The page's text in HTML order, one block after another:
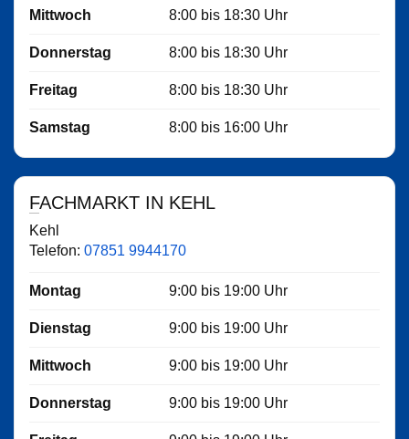
Mittwoch 8:00 bis 18:30 Uhr
Donnerstag 8:00 bis 18:30 Uhr
Freitag 8:00 bis 18:30 Uhr
Samstag 8:00 bis 16:00 Uhr
FACHMARKT IN KEHL
Kehl
Telefon: 07851 9944170
Montag 9:00 bis 19:00 Uhr
Dienstag 9:00 bis 19:00 Uhr
Mittwoch 9:00 bis 19:00 Uhr
Donnerstag 9:00 bis 19:00 Uhr